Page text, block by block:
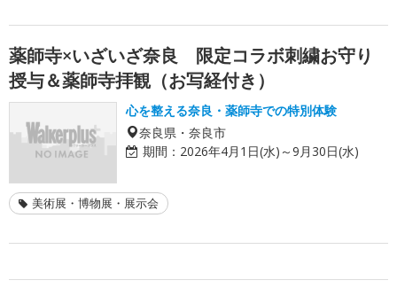
薬師寺×いざいざ奈良 限定コラボ刺繍お守り
授与＆薬師寺拝観（お写経付き）
心を整える奈良・薬師寺での特別体験
奈良県・奈良市
期間： 2026年4月1日(水)～9月30日(水)
美術展・博物展・展示会